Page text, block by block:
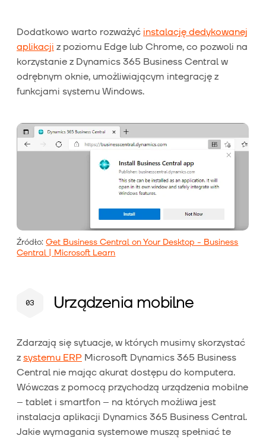
Dodatkowo warto rozważyć instalację dedykowanej
aplikacji z poziomu Edge lub Chrome, co pozwoli na
korzystanie z Dynamics 365 Business Central w
odrębnym oknie, umożliwiającym integrację z
funkcjami systemu Windows.
Źródło:Get Business Central on Your Desktop - Business
Central | Microsoft Learn
Urządzenia mobilne
Zdarzają się sytuacje, w których musimy skorzystać
z systemu ERP Microsoft Dynamics 365 Business
Central nie mając akurat dostępu do komputera.
Wówczas z pomocą przychodzą urządzenia mobilne
– tablet i smartfon – na których możliwa jest
instalacja aplikacji Dynamics 365 Business Central.
Jakie wymagania systemowe muszą spełniać te